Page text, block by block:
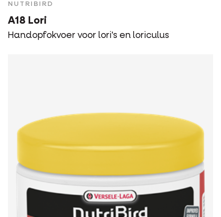
NUTRIBIRD
A18 Lori
Handopfokvoer voor lori's en loriculus